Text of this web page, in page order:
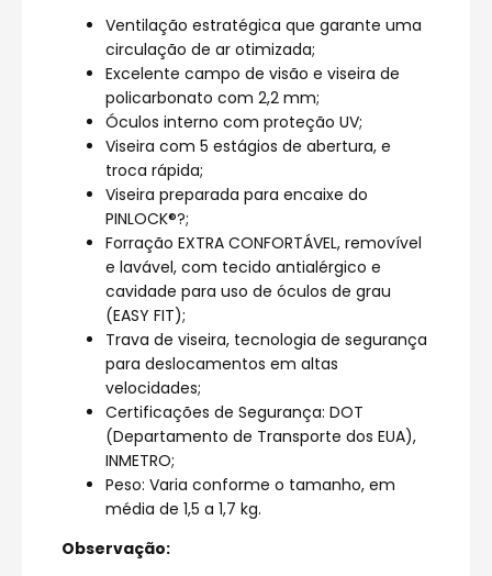
Ventilação estratégica que garante uma
circulação de ar otimizada;
Excelente campo de visão e viseira de
policarbonato com 2,2 mm;
Óculos interno com proteção UV;
Viseira com 5 estágios de abertura, e
troca rápida;
Viseira preparada para encaixe do
PINLOCK®?;
Forração EXTRA CONFORTÁVEL, removível
e lavável, com tecido antialérgico e
cavidade para uso de óculos de grau
(EASY FIT);
Trava de viseira, tecnologia de segurança
para deslocamentos em altas
velocidades;
Certificações de Segurança: DOT
(Departamento de Transporte dos EUA),
INMETRO;
Peso: Varia conforme o tamanho, em
média de 1,5 a 1,7 kg.
Observação: